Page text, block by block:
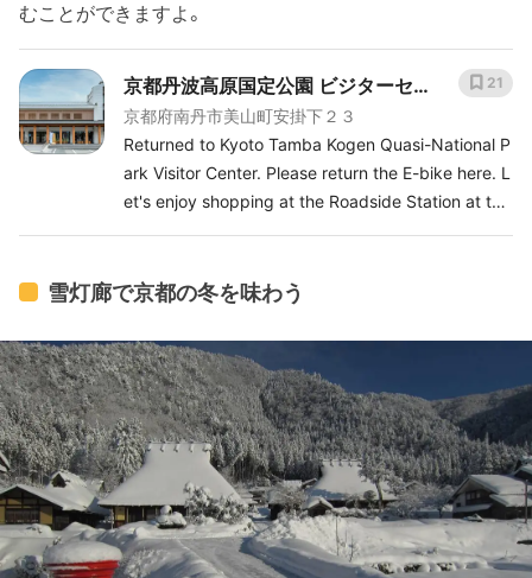
むことができますよ。
京都丹波高原国定公園 ビジターセ
ンター
京都府南丹市美山町安掛下２３
Returned to Kyoto Tamba Kogen Quasi-National P
ark Visitor Center. Please return the E-bike here. L
et's enjoy shopping at the Roadside Station at the
21
雪灯廊で京都の冬を味わう